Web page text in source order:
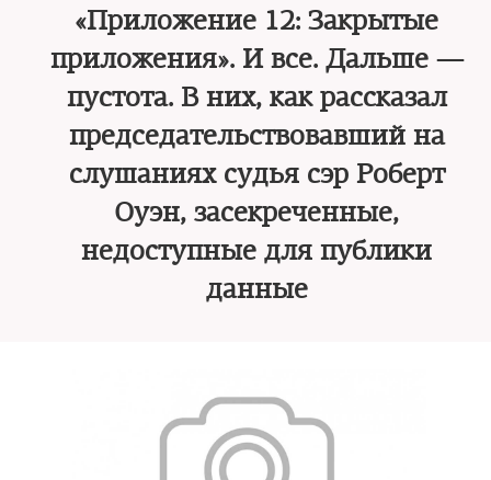
«Приложение 12: Закрытые
приложения». И все. Дальше —
пустота. В них, как рассказал
председательствовавший на
слушаниях судья сэр Роберт
Оуэн, засекреченные,
недоступные для публики
данные